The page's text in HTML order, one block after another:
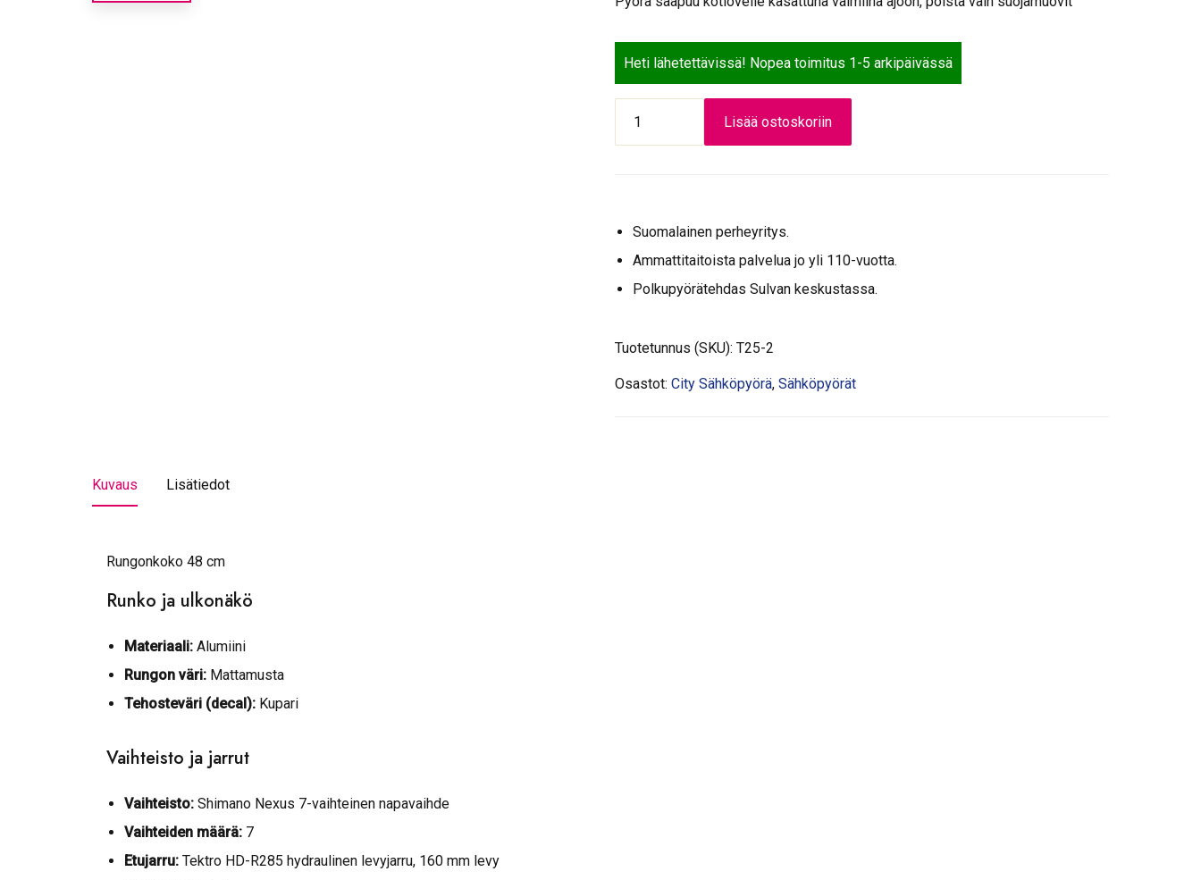
a
:
.
,
0
€
2
2
9
9
0
Heti lähetettävissä! Nopea toimitus 1-5 arkipäivässä
Spirit
7-
Lisää ostoskoriin
Suomalainen perheyritys.
Ammattitaitoista palvelua jo yli 110-vuotta.
Polkupyörätehdas Sulvan keskustassa.
Tuotetunnus (SKU): T25-2
Osastot: City Sähköpyörä, Sähköpyörät
Kuvaus Lisätiedot
Rungonkoko 48 cm
Runko ja ulkonäkö
Materiaali: Alumiini
Rungon väri: Mattamusta
Tehosteväri (decal): Kupari
Vaihteisto ja jarrut
Vaihteisto: Shimano Nexus 7-vaihteinen napavaihde
Vaihteiden määrä: 7
Etujarru: Tektro HD-R285 hydraulinen levyjarru, 160 mm levy